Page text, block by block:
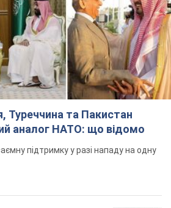
Туреччина та Пакистан
аналог НАТО: що відомо
підтримку у разі нападу на одну